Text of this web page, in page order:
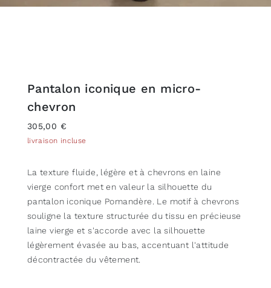
Pantalon iconique en micro-
chevron
305,00 €
livraison incluse
La texture fluide, légère et à chevrons en laine
vierge confort met en valeur la silhouette du
pantalon iconique Pomandère. Le motif à chevrons
souligne la texture structurée du tissu en précieuse
laine vierge et s'accorde avec la silhouette
légèrement évasée au bas, accentuant l'attitude
décontractée du vêtement.